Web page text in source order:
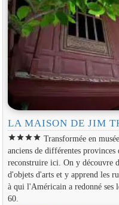
LA MAISON DE JIM
starstarstarstar Transformée en
anciens de différentes
reconstruire ici. On y découvre
d'objets d'arts et y apprend les
à qui l'Américain a redonné ses
60.